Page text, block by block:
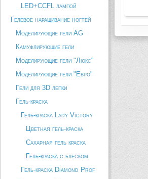
LED+CCFL лампой
Гелевое наращивание ногтей
Моделирующие гели AG
Камуфлирующие гели
Моделирующие гели "Люкс"
Моделирующие гели "Евро"
Гели для 3D лепки
Гель-краска
Гель-краска Lady Victory
Цветная гель-краска
Сахарная гель краска
Гель-краска с блеском
Гель-краска Diamond Prof